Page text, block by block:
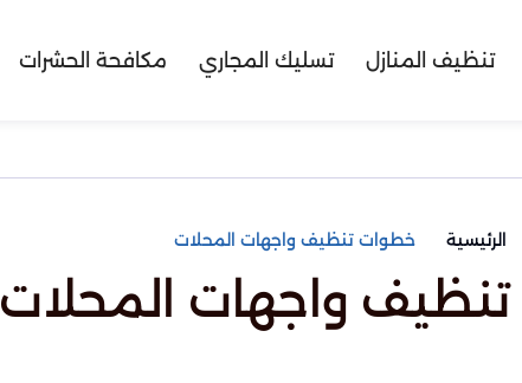
تنظيف المنازل تسليك المجاري مكافحة الحشرات
الرئيسية خطوات تنظيف واجهات المحلات
واجهات المحلات